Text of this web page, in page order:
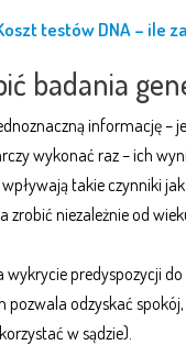
testów DNA – ile
badania
informację –
wykonać raz – ich
takie czynniki
zrobić niezależnie od
predyspozycji
odzyskać
w sądzie).